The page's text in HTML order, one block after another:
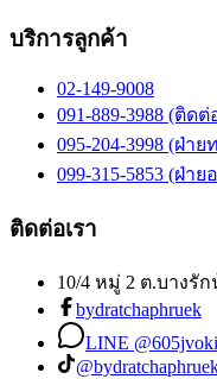
บริการลูกค้า
02-149-9008
091-889-3988 (ติด
095-204-3998 (ฝ่าย
099-315-5853 (ฝ่าย
ติดต่อเรา
10/4 หมู่ 2 ต.บางรั
bydratchaphruek
LINE @605jvoki